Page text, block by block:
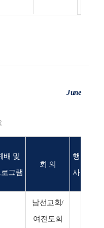
June
배 및
그램
회 의
행
사
남선교회/
여전도회